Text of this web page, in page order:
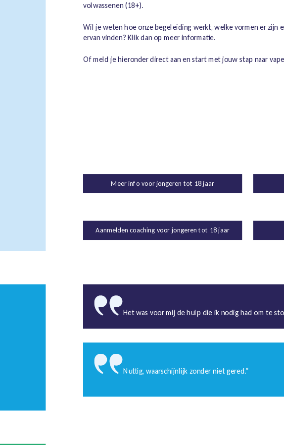
volwassenen (18+).
Wil je weten hoe onze begeleiding werkt, welke vormen er zijn
ervan vinden? Klik dan op meer informatie.
Of meld je hieronder direct aan en start met jouw stap naar
Meer info voor jongeren tot 18 jaar
Aanmelden coaching voor jongeren tot 18 jaar
Het was voor mij de hulp die ik nodig had om te
Nuttig, waarschijnlijk zonder niet gered.”